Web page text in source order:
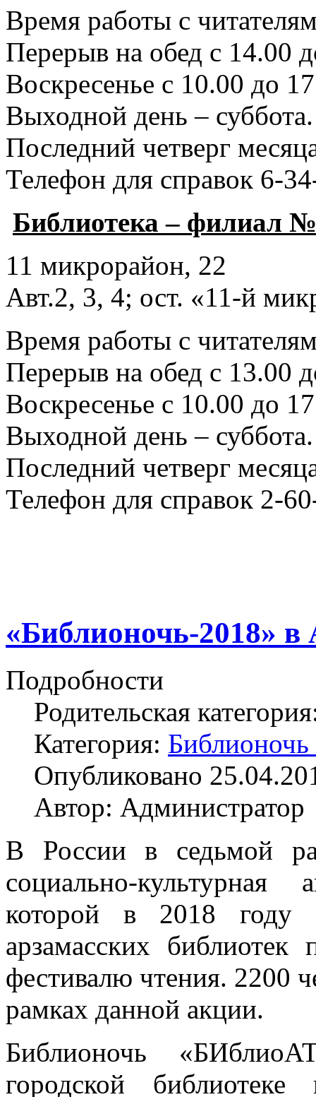
Время работы с
Перерыв на обед с 14.00
Воскресенье с 10.00 до
Выходной день – суббота.
Последний четверг
Телефон для справок 6-
Библиотека – филиал
11 микрорайон, 22
Авт.2, 3, 4; ост. «11-й
Время работы с
Перерыв на обед с 13.00
Воскресенье с 10.00 до
Выходной день – суббота.
Последний четверг
Телефон для справок 2-
«Библионочь-2018» в
Подробности
Родительская
Категория:
Опубликовано
Автор: Администратор
В России в седьмой
социально-
которой в 2018 году
арзамасских библиотек
фестивалю чтения. 2200
рамках данной акции.
Библионочь
городской